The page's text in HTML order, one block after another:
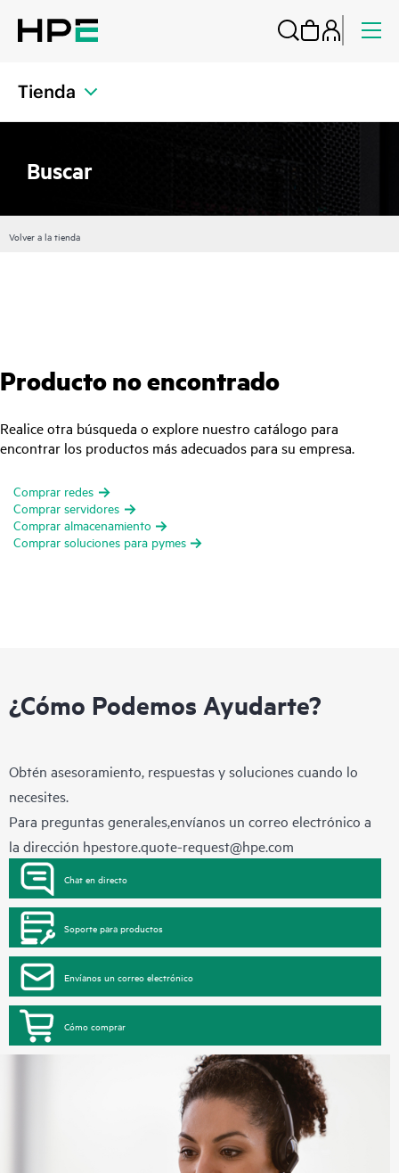
Tienda
Buscar
Volver a la tienda
Producto no encontrado
Realice otra búsqueda o explore nuestro catálogo para
encontrar los productos más adecuados para su empresa.
Comprar redes
Comprar servidores
Comprar almacenamiento
Comprar soluciones para pymes
¿Cómo Podemos Ayudarte?
Obtén asesoramiento, respuestas y soluciones cuando lo
necesites.
Para preguntas generales,envíanos un correo electrónico a
la dirección hpestore.quote-request@hpe.com
Chat en directo
Soporte para productos
Envíanos un correo electrónico
Cómo comprar